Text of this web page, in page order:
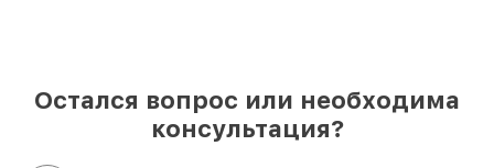
Остался вопрос или необходима
консультация?